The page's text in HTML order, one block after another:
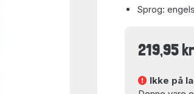
Sprog:
219,95
Ikke på